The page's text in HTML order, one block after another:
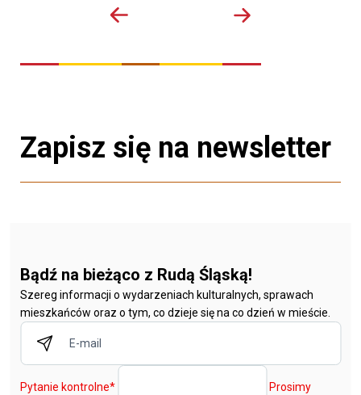
Zapisz się na newsletter
Bądź na bieżąco z Rudą Śląską!
Szereg informacji o wydarzeniach kulturalnych, sprawach
mieszkańców oraz o tym, co dzieje się na co dzień w mieście.
Pytanie kontrolne* Prosimy